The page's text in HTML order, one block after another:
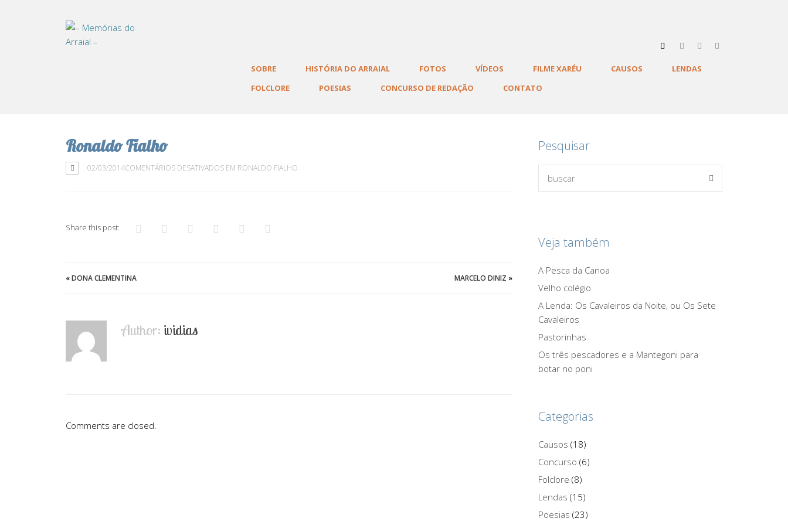
SOBRE HISTÓRIA DO ARRAIAL FOTOS VÍDEOS FILME XARÉU CAUSOS
LENDAS
FOLCLORE
POESIAS CONCURSO DE REDAÇÃO CONTATO
Memórias do Arraial
Ronaldo Fialho
02/03/2014COMENTÁRIOS DESATIVADOS EM RONALDO FIALHO
Share this post:
«DONA CLEMENTINA MARCELO DINIZ »
Author: ividias
Comments are closed.
Pesquisar
Veja também
A Pesca da Canoa
Velho colégio
A Lenda: Os Cavaleiros da Noite, ou Os Sete
Cavaleiros
Pastorinhas
Os três pescadores e a Mantegoni para
botar no poni
Categorias
Causos (18)
Concurso (6)
Folclore (8)
Lendas (15)
Poesias (23)